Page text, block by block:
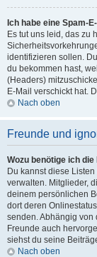
Ich habe eine Spam-
Es tut uns leid, das zu
identifizieren sollen.
du bekommen hast,
(Headers)
E-Mail verschickt hat.
Nach oben
Freunde und
Wozu benötige ich
Du kannst diese
verwalten. Mitglieder,
deinem persönlichen
dort deren
senden. Abhängig von
Freunde auch
siehst du seine
Nach oben